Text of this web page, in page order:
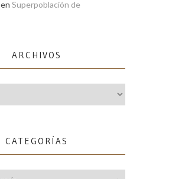
en Superpoblación de
ARCHIVOS
CATEGORÍAS